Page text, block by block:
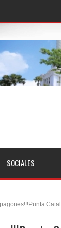
EE.UU., según
del Gobierno
de
a
SOCIALES